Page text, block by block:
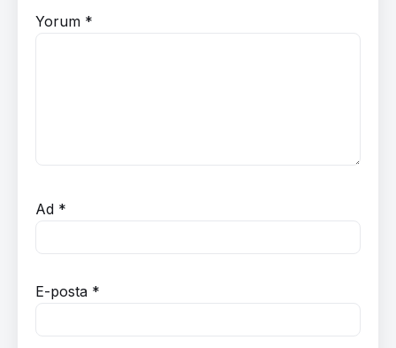
Yorum *
Ad *
E-posta *